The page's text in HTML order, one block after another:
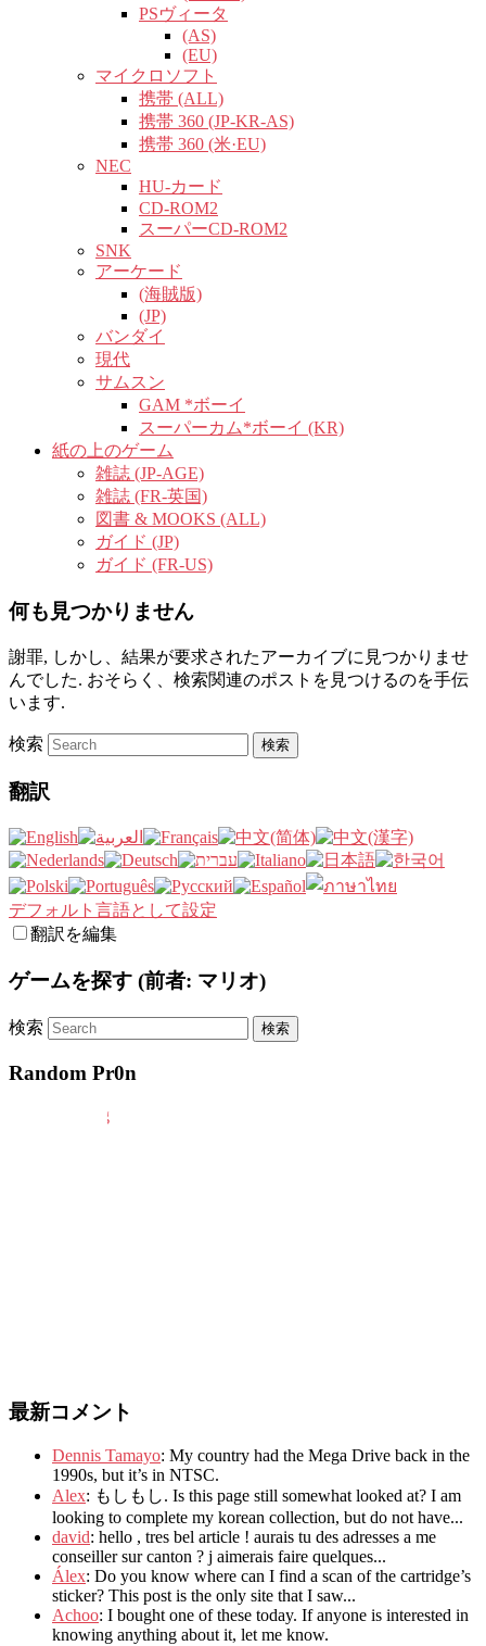
PSヴィータ
(AS)
(EU)
マイクロソフト
携帯 (ALL)
携帯 360 (JP-KR-AS)
携帯 360 (米·EU)
NEC
HU-カード
CD-ROM2
スーパーCD-ROM2
SNK
アーケード
(海賊版)
(JP)
バンダイ
現代
サムスン
GAM *ボーイ
スーパーカム*ボーイ (KR)
紙の上のゲーム
雑誌 (JP-AGE)
雑誌 (FR-英国)
図書 & MOOKS (ALL)
ガイド (JP)
ガイド (FR-US)
何も見つかりません
謝罪, しかし、結果が要求されたアーカイブに見つかりませ
んでした. おそらく、検索関連のポストを見つけるのを手伝
います.
検索
翻訳
デフォルト言語として設定
翻訳を編集
ゲームを探す (前者: マリオ)
検索
Random Pr0n
最新コメント
Dennis Tamayo: My country had the Mega Drive back in the
1990s, but it’s in NTSC.
Alex: もしもし. Is this page still somewhat looked at? I am
looking to complete my korean collection, but do not have...
david: hello , tres bel article ! aurais tu des adresses a me
conseiller sur canton ? j aimerais faire quelques...
Álex: Do you know where can I find a scan of the cartridge’s
sticker? This post is the only site that I saw...
Achoo: I bought one of these today. If anyone is interested in
knowing anything about it, let me know.